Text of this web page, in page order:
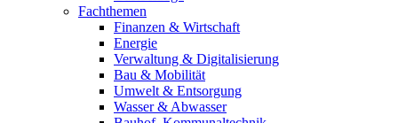
Fachthemen
Finanzen & Wirtschaft
Energie
Verwaltung & Digitalisierung
Bau & Mobilität
Umwelt & Entsorgung
Wasser & Abwasser